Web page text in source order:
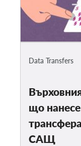
Data Transfers
що
САЩ